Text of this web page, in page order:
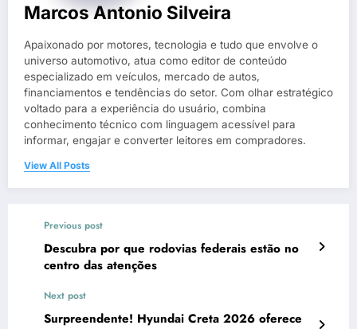
Marcos Antonio Silveira
Apaixonado por motores, tecnologia e tudo que envolve o
universo automotivo, atua como editor de conteúdo
especializado em veículos, mercado de autos,
financiamentos e tendências do setor. Com olhar estratégico
voltado para a experiência do usuário, combina
conhecimento técnico com linguagem acessível para
informar, engajar e converter leitores em compradores.
View All Posts
Previous post
Descubra por que rodovias federais estão no
centro das atenções
Next post
Surpreendente! Hyundai Creta 2026 oferece